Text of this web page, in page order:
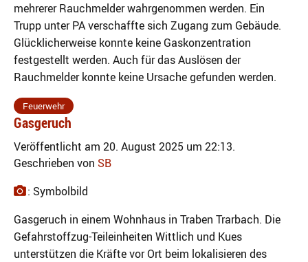
mehrerer Rauchmelder wahrgenommen werden. Ein
Trupp unter PA verschaffte sich Zugang zum Gebäude.
Glücklicherweise konnte keine Gaskonzentration
festgestellt werden. Auch für das Auslösen der
Rauchmelder konnte keine Ursache gefunden werden.
Feuerwehr
Gasgeruch
Veröffentlicht am 20. August 2025 um 22:13.
Geschrieben von SB
: Symbolbild
Gasgeruch in einem Wohnhaus in Traben Trarbach. Die
Gefahrstoffzug-Teileinheiten Wittlich und Kues
unterstützen die Kräfte vor Ort beim lokalisieren des